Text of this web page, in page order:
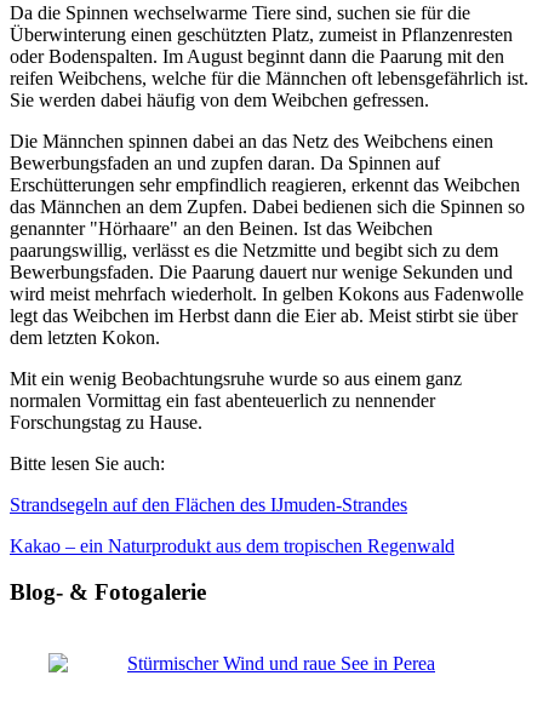
Da die Spinnen wechselwarme Tiere sind, suchen sie für die
Überwinterung einen geschützten Platz, zumeist in Pflanzenresten
oder Bodenspalten. Im August beginnt dann die Paarung mit den
reifen Weibchens, welche für die Männchen oft lebensgefährlich ist.
Sie werden dabei häufig von dem Weibchen gefressen.
Die Männchen spinnen dabei an das Netz des Weibchens einen
Bewerbungsfaden an und zupfen daran. Da Spinnen auf
Erschütterungen sehr empfindlich reagieren, erkennt das Weibchen
das Männchen an dem Zupfen. Dabei bedienen sich die Spinnen so
genannter "Hörhaare" an den Beinen. Ist das Weibchen
paarungswillig, verlässt es die Netzmitte und begibt sich zu dem
Bewerbungsfaden. Die Paarung dauert nur wenige Sekunden und
wird meist mehrfach wiederholt. In gelben Kokons aus Fadenwolle
legt das Weibchen im Herbst dann die Eier ab. Meist stirbt sie über
dem letzten Kokon.
Mit ein wenig Beobachtungsruhe wurde so aus einem ganz
normalen Vormittag ein fast abenteuerlich zu nennender
Forschungstag zu Hause.
Bitte lesen Sie auch:
Strandsegeln auf den Flächen des IJmuden-Strandes
Kakao – ein Naturprodukt aus dem tropischen Regenwald
Blog- & Fotogalerie